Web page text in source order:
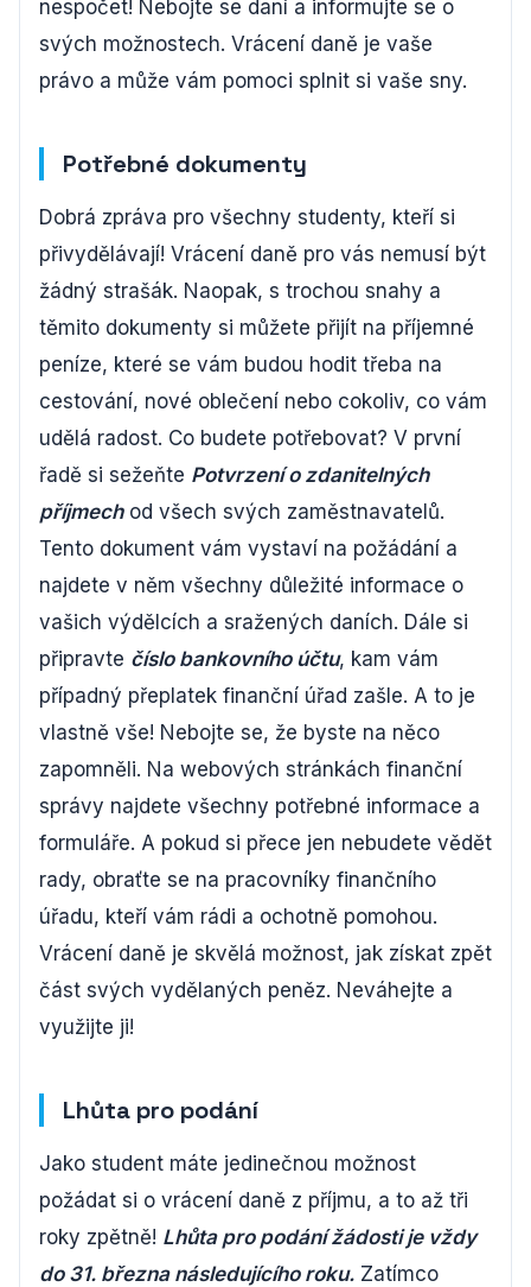
nespočet! Nebojte se daní a informujte se o
svých možnostech. Vrácení daně je vaše
právo a může vám pomoci splnit si vaše sny.
Potřebné dokumenty
Dobrá zpráva pro všechny studenty, kteří si
přivydělávají! Vrácení daně pro vás nemusí být
žádný strašák. Naopak, s trochou snahy a
těmito dokumenty si můžete přijít na příjemné
peníze, které se vám budou hodit třeba na
cestování, nové oblečení nebo cokoliv, co vám
udělá radost. Co budete potřebovat? V první
řadě si sežeňte Potvrzení o zdanitelných
příjmechod všech svých zaměstnavatelů.
Tento dokument vám vystaví na požádání a
najdete v něm všechny důležité informace o
vašich výdělcích a sražených daních. Dále si
připravte číslo bankovního účtu, kam vám
případný přeplatek finanční úřad zašle. A to je
vlastně vše! Nebojte se, že byste na něco
zapomněli. Na webových stránkách finanční
správy najdete všechny potřebné informace a
formuláře. A pokud si přece jen nebudete vědět
rady, obraťte se na pracovníky finančního
úřadu, kteří vám rádi a ochotně pomohou.
Vrácení daně je skvělá možnost, jak získat zpět
část svých vydělaných peněz. Neváhejte a
využijte ji!
Lhůta pro podání
Jako student máte jedinečnou možnost
požádat si o vrácení daně z příjmu, a to až tři
roky zpětně! Lhůta pro podání žádosti je vždy
do 31. března následujícího roku. Zatímco